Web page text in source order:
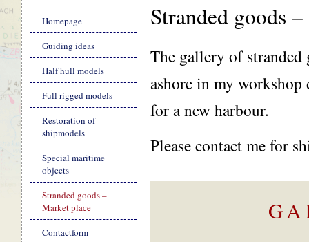
Stranded goods
The gallery of
ashore in my
for a new harbour.
Please contact me for
Skip
navigation
Homepage
Guiding ideas
Half hull models
Full rigged models
Restoration of
shipmodels
Special maritime
objects
Stranded goods –
Market place
Contactform